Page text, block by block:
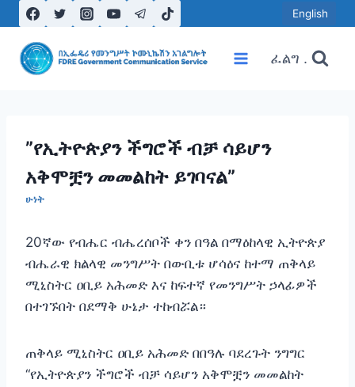
to
content
English
ፈልግ .
”የኢትዮጵያን ችግሮች ብቻ ሳይሆን
አቅሞቿን መመልከት ይገባናል”
ሁነት
20ኛው የብሔር ብሔረሰቦች ቀን በዓል በማዕከላዊ ኢትዮጵያ
ብሔራዊ ክልላዊ መንግሥት በውቢቱ ሆሳዕና ከተማ ጠቅላይ
ሚኒስትር ዐቢይ አሕመድ እና ከፍተኛ የመንግሥት ኃላፊዎች
በተገኙበት በደማቅ ሁኔታ ተከብሯል።
ጠቅላይ ሚኒስትር ዐቢይ አሕመድ በበዓሉ ባደረጉት ንግግር
“የኢትዮጵያን ችግሮች ብቻ ሳይሆን አቅሞቿን መመልከት